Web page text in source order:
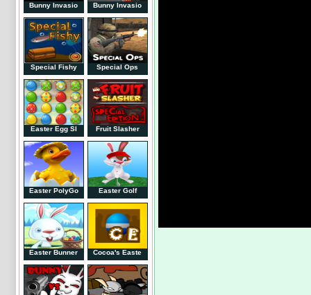
Bunny Invasio
Bunny Invasio
Special Ops
Special Fishy
Fruit Slasher
Easter Egg Sl
Easter Golf
Easter PolyGo
Cocoa's Easte
Easter Bunner